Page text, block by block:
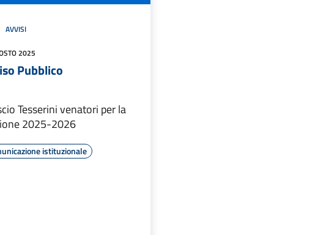
AVVISI
2025
Pubblico
Tesserini venatori per la
2025-2026
istituzionale